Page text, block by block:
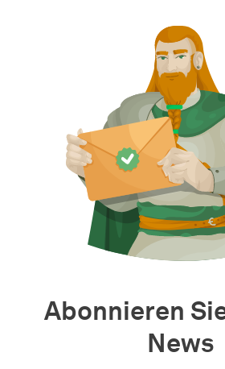
Abonnieren
News